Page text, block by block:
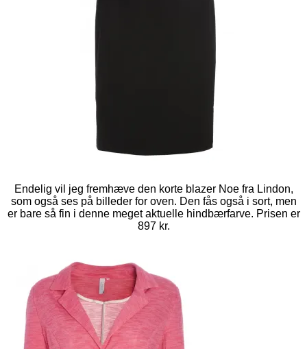
Endelig vil jeg fremhæve den korte blazer Noe fra Lindon,
som også ses på billeder for oven. Den fås også i sort, men
er bare så fin i denne meget aktuelle hindbærfarve. Prisen er
897 kr.